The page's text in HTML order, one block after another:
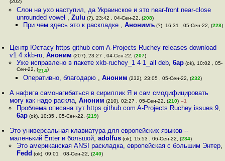
(202)
Слон на ухо наступил, да Украинское и это near-front near-close
unrounded vowel , Zulu (?), 23:42 , 04-Сен-22, (208)
При чем здесь это к раскладке , Анонимъ(?), 16:31 , 05-Сен-22, (228)
Центр Юстасу https github com A-Projects Ruchey releases download
v1 4 xkb-ru,Аноним (207), 23:27 , 04-Сен-22, (207)
Уже исправлено в пакете xkb-ruchey_1 4 1_all deb, 6ap(ok), 10:02 , 05-
Сен-22, (214)
Оперативно, благодарю , Аноним (232), 23:05 , 05-Сен-22, (232)
А нафига самонагибаться в сириллик Я и сам смодифицировать
могу как надо раскла,Аноним (210), 02:27 , 05-Сен-22, (210) –1
Проблема описана тут https github com A-Projects Ruchey issues 9,
6ap(ok), 10:35 , 05-Сен-22, (219)
Это универсальная клавиатура для европейских языков --
маленький Enter и большой,adolfus (ok), 15:53 , 06-Сен-22, (234)
Это американская ANSI раскладка, европейская с большим Энтер,
Fedd (ok), 09:01 , 08-Сен-22, (240)